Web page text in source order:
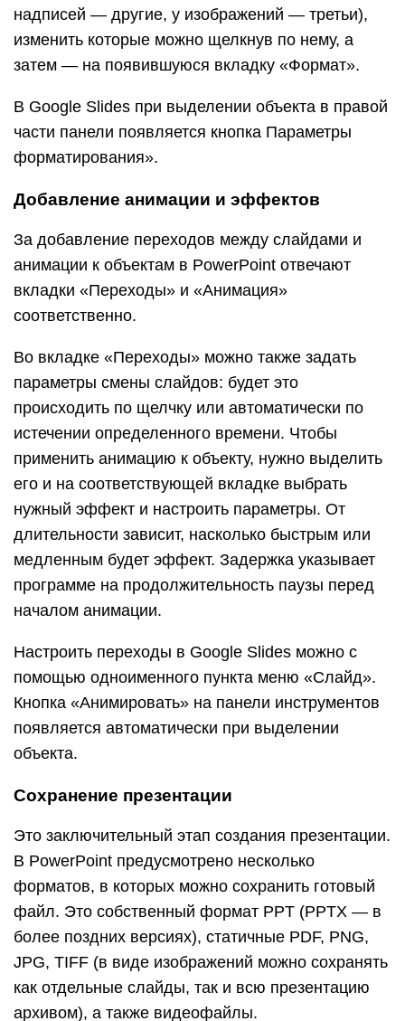
соответственно.
Во вкладке «Переходы» можно также задать
происходить по щелчку или автоматически по
истечении определенного времени. Чтобы
применить анимацию к объекту, нужно выделить
его и на соответствующей вкладке выбрать
длительности зависит, насколько быстрым или
медленным будет эффект. Задержка указывает
программе на продолжительность паузы перед
началом анимации.
Настроить переходы в Google Slides можно с
помощью одноименного пункта меню «Слайд».
Кнопка «Анимировать» на панели инструментов
появляется автоматически при выделении
объекта.
Сохранение презентации
Это заключительный этап создания презентации.
В PowerPoint предусмотрено несколько
форматов, в которых можно сохранить готовый
файл. Это собственный формат PPT (PPTX — в
более поздних версиях), статичные PDF, PNG,
JPG, TIFF (в виде изображений можно сохранять
как отдельные слайды, так и всю презентацию
архивом), а также видеофайлы.
готовый файл в формате PPTX, ODP, PDF, TXT и
JPEG, PNG и файла формата SVG.
Это было краткое описание процесса создания
презентаций. Рассмотрены самые базовые
функции. Но их достаточно, чтобы начать делать
первые презентации. Со временем, по мере
освоения программ, вы начнете открывать для
себя новые возможности и даже научитесь